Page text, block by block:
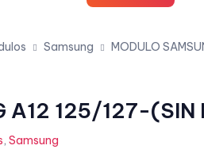
Samsung MODULO
A12 125/127-
, Samsung